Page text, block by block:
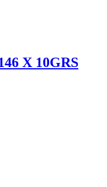
X 10GRS